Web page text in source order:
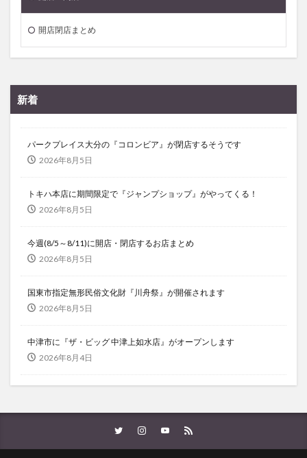
開店閉店まとめ
新着
パークプレイス大分の『コロンビア』が閉店するそうです
2026年8月5日
トキハ本店に期間限定で『ジャンプショップ』がやってくる！
2026年8月5日
今週(8/5～8/11)に開店・閉店するお店まとめ
2026年8月5日
国東市指定無形民俗文化財『川舟祭』が開催されます
2026年8月5日
中津市に『ザ・ビッグ 中津上如水店』がオープンします
2026年8月4日